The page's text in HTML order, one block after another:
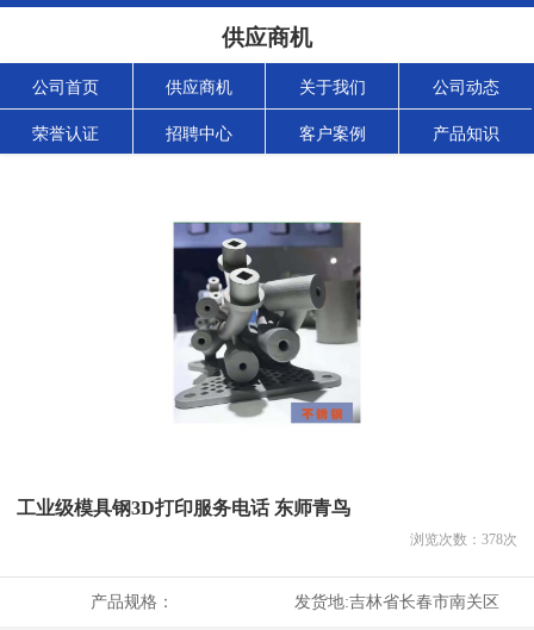
供应商机
公司首页 供应商机 关于我们 公司动态
荣誉认证 招聘中心 客户案例 产品知识
工业级模具钢3D打印服务电话 东师青鸟
浏览次数： 378次
产品规格： 发货地:吉林省长春市南关区